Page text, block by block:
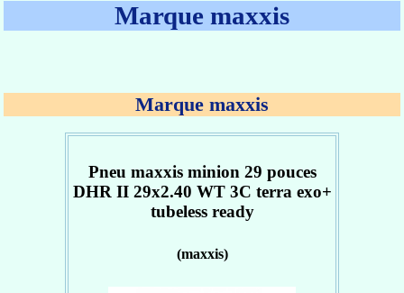
Marque maxxis
Marque maxxis
Pneu maxxis minion 29 pouces
DHR II 29x2.40 WT 3C terra exo+
tubeless ready
(maxxis)